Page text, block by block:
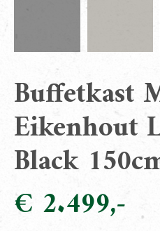
Buffetkast
Eikenhout
Black
€ 2.499